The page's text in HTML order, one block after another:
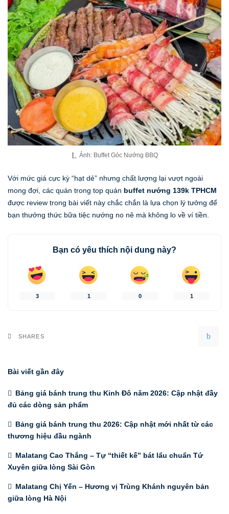
Ảnh: Buffet Góc Nướng BBQ
Với mức giá cực kỳ “hạt dẻ” nhưng chất lượng lại vượt ngoài
mong đợi, các quán trong top quán buffet nướng 139k TPHCM
được review trong bài viết này chắc chắn là lựa chọn lý tưởng để
bạn thưởng thức bữa tiệc nướng no nê mà không lo về ví tiền.
Bạn có yêu thích nội dung này?
3 1 0 1
SHARES
Bài viết gần đây
Bảng giá bánh trung thu Kinh Đô năm 2026: Cập nhật đầy
đủ các dòng sản phẩm
Bảng giá bánh trung thu 2026: Cập nhật mới nhất từ các
thương hiệu đầu ngành
Malatang Cao Thắng – Tự “thiết kế” bát lẩu chuẩn Tứ
Xuyên giữa lòng Sài Gòn
Malatang Chị Yến – Hương vị Trùng Khánh nguyên bản
giữa lòng Hà Nội